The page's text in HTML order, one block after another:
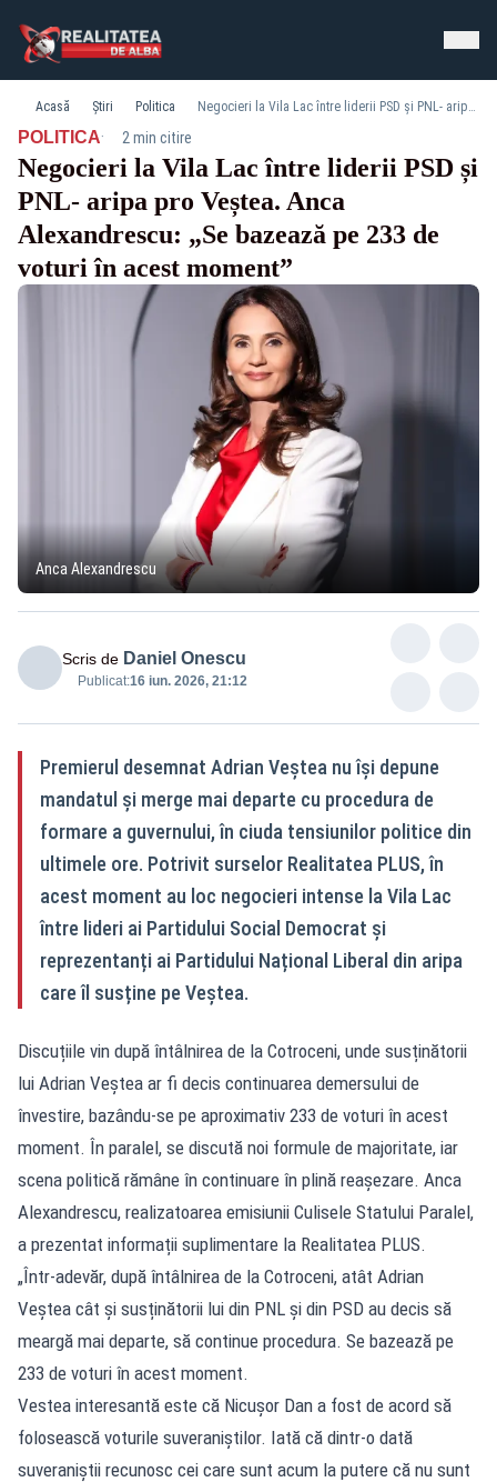
Acasă Știri Politica Negocieri la Vila Lac între liderii PSD și PNL- aripa pro Veștea. Anca Alexandrescu: „Se bazează pe 233 de voturi în acest moment”
POLITICA· 2 min citire
Negocieri la Vila Lac între liderii PSD și
PNL- aripa pro Veștea. Anca
Alexandrescu: „Se bazează pe 233 de
voturi în acest moment”
Anca Alexandrescu
Scris de Daniel Onescu
Publicat:16 iun. 2026, 21:12
Premierul desemnat Adrian Veștea nu își depune
mandatul și merge mai departe cu procedura de
formare a guvernului, în ciuda tensiunilor politice din
ultimele ore. Potrivit surselor Realitatea PLUS, în
acest moment au loc negocieri intense la Vila Lac
între lideri ai Partidului Social Democrat și
reprezentanți ai Partidului Național Liberal din aripa
care îl susține pe Veștea.
Discuțiile vin după întâlnirea de la Cotroceni, unde susținătorii
lui Adrian Veștea ar fi decis continuarea demersului de
învestire, bazându-se pe aproximativ 233 de voturi în acest
moment. În paralel, se discută noi formule de majoritate, iar
scena politică rămâne în continuare în plină reașezare. Anca
Alexandrescu, realizatoarea emisiunii Culisele Statului Paralel,
a prezentat informații suplimentare la Realitatea PLUS.
„Într-adevăr, după întâlnirea de la Cotroceni, atât Adrian
Veștea cât și susținătorii lui din PNL și din PSD au decis să
meargă mai departe, să continue procedura. Se bazează pe
233 de voturi în acest moment.
Vestea interesantă este că Nicușor Dan a fost de acord să
folosească voturile suveraniștilor. Iată că dintr-o dată
suveraniștii recunosc cei care sunt acum la putere că nu sunt